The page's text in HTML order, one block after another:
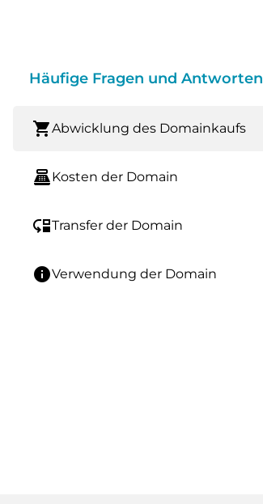
Häufige Fragen und Antworten
shopping_cartAbwicklung des Domainkaufs
point_of_saleKosten der Domain
move_downTransfer der Domain
infoVerwendung der Domain